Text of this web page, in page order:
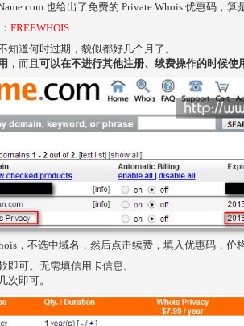
也给出了免费的 Private Whois 优惠码，算
： FREEWHOIS
知道何时过期，貌似都好几个月了。
，而且 可以在不进行其他注册、续费操作的时候使
，不选中域名，然后点击续费，填入优惠码，价
即可。无需填信用卡信息。
次即可。